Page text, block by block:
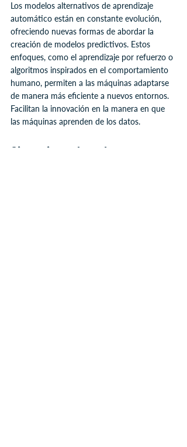
Los modelos alternativos de aprendizaje
automático están en constante evolución,
ofreciendo nuevas formas de abordar la
creación de modelos predictivos. Estos
enfoques, como el aprendizaje por refuerzo o
algoritmos inspirados en el comportamiento
humano, permiten a las máquinas adaptarse
de manera más eficiente a nuevos entornos.
Facilitan la innovación en la manera en que
las máquinas aprenden de los datos.
Cinco tipos clave de